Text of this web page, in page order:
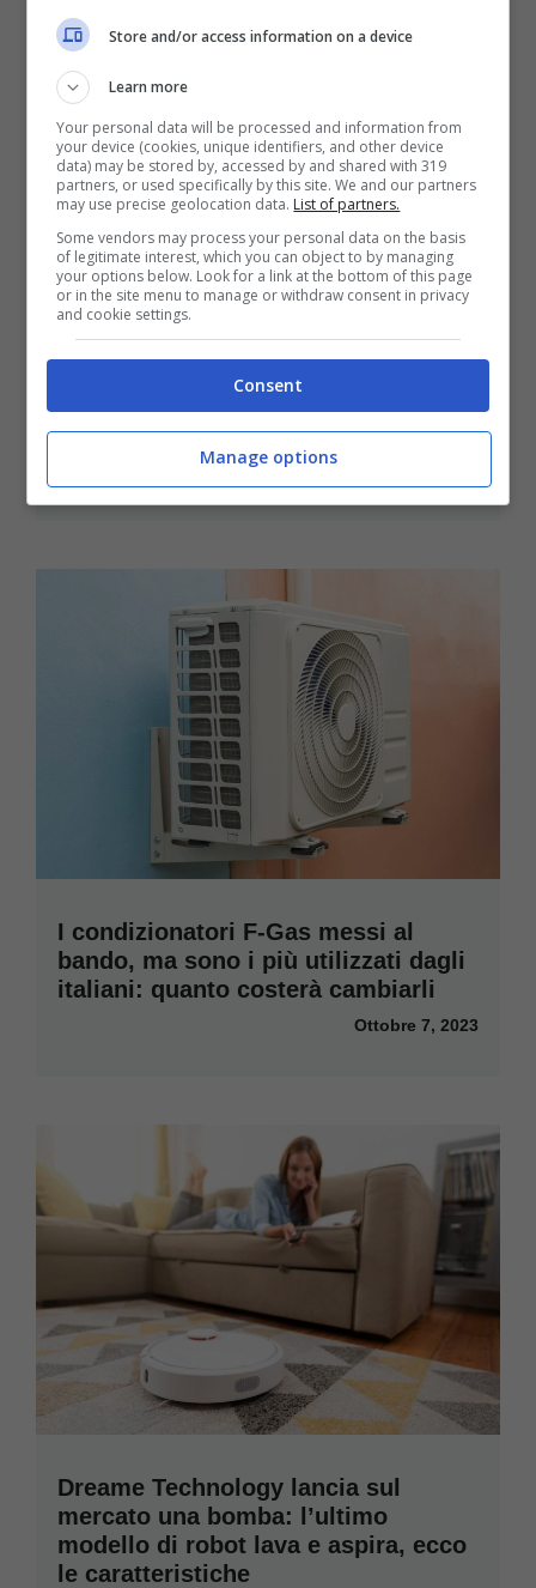
Non avrai più alcun dubbio: con
questo trucco geniale scopri subito
sicuro (funziona davvero)
I condizionatori F-Gas messi al
bando, ma sono i più utilizzati dagli
italiani: quanto costerà cambiarli
Ottobre 7, 2023
Dreame Technology lancia sul
mercato una bomba: l’ultimo
modello di robot lava e aspira, ecco
le caratteristiche
Store and/or access information on a device
Learn more
Your personal data will be processed and information from
your device (cookies, unique identifiers, and other device
data) may be stored by, accessed by and shared with 319
partners, or used specifically by this site. We and our partners
may use precise geolocation data. List of partners.
Some vendors may process your personal data on the basis
of legitimate interest, which you can object to by managing
your options below. Look for a link at the bottom of this page
or in the site menu to manage or withdraw consent in privacy
and cookie settings.
Consent
Manage options